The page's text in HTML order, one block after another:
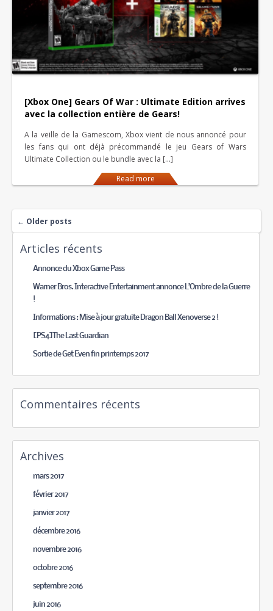
[Xbox One] Gears Of War : Ultimate Edition arrives
avec la collection entière de Gears!
A la veille de la Gamescom, Xbox vient de nous annoncé pour
les fans qui ont déjà précommandé le jeu Gears of Wars
Ultimate Collection ou le bundle avec la […]
Read more
← Older posts
Articles récents
Annonce du Xbox Game Pass
Warner Bros. Interactive Entertainment annonce L’Ombre de la Guerre
!
Informations : Mise à jour gratuite Dragon Ball Xenoverse 2 !
[PS4]The Last Guardian
Sortie de Get Even fin printemps 2017
Commentaires récents
Archives
mars 2017
février 2017
janvier 2017
décembre 2016
novembre 2016
octobre 2016
septembre 2016
juin 2016